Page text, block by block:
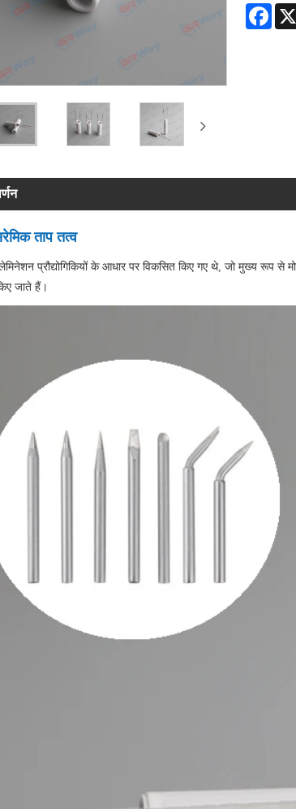
ताप तत्व
प्रौद्योगिकियों के आधार पर विकसित किए गए थे, जो मुख्य रूप से
जाते हैं।